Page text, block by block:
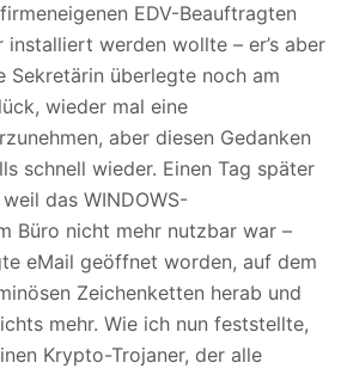
EDV-Beauftragten
installiert werden wollte – er’s aber
Sekretärin überlegte noch am
wieder mal eine
aber diesen Gedanken
schnell wieder. Einen Tag später
das WINDOWS-
Büro nicht mehr nutzbar war –
eMail geöffnet worden, auf dem
Zeichenketten herab und
mehr. Wie ich nun feststellte,
Krypto-Trojaner, der alle